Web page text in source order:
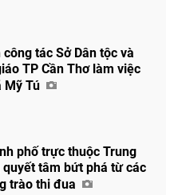
tác Sở Dân tộc và
TP Cần Thơ làm việc
Mỹ Tú
phố trực thuộc Trung
quyết tâm bứt phá từ các
trào thi đua